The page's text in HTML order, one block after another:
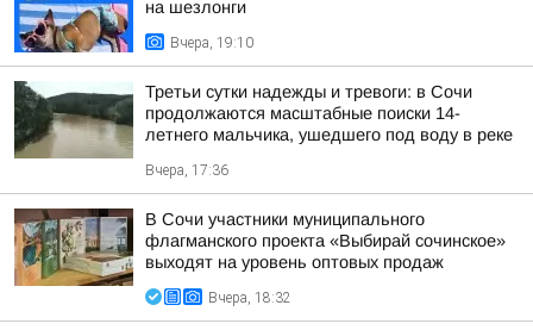
на шезлонги
Вчера, 19:10
Третьи сутки надежды и тревоги: в Сочи
продолжаются масштабные поиски 14-
летнего мальчика, ушедшего под воду в реке
Вчера, 17:36
В Сочи участники муниципального
флагманского проекта «Выбирай сочинское»
выходят на уровень оптовых продаж
Вчера, 18:32